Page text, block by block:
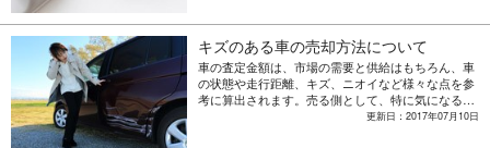
キズのある車の売却方法について
車の査定金額は、市場の需要と供給はもちろん、車
の状態や走行距離、キズ、ニオイなど様々な点を参
考に算出されます。売る側として、特に気になるの
が車体の「キズ」ではないでしょうか。修理してお
更新日：2017年07月10日